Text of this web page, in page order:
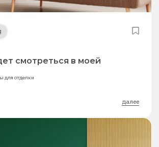
смотреться в моей
для отделки
далее